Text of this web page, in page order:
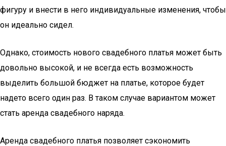
фигуру и внести в него индивидуальные изменения, чтобы
он идеально сидел.
Однако, стоимость нового свадебного платья может быть
довольно высокой, и не всегда есть возможность
выделить большой бюджет на платье, которое будет
надето всего один раз. В таком случае вариантом может
стать аренда свадебного наряда.
Аренда свадебного платья позволяет сэкономить